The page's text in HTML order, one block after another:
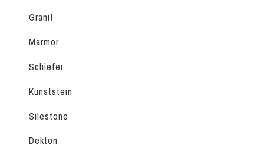
Granit
Marmor
Schiefer
Kunststein
Silestone
Dekton